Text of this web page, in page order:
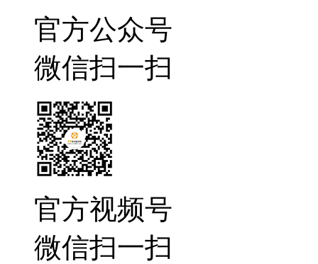
官方公众号
微信扫一扫
官方视频号
微信扫一扫